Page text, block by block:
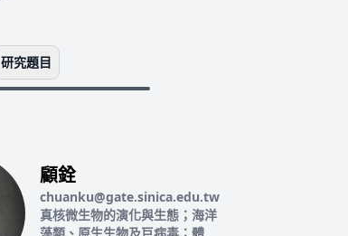
研究題目
顧銓
chuanku@gate.sinica.edu.tw
真核微生物的演化與生態；海洋